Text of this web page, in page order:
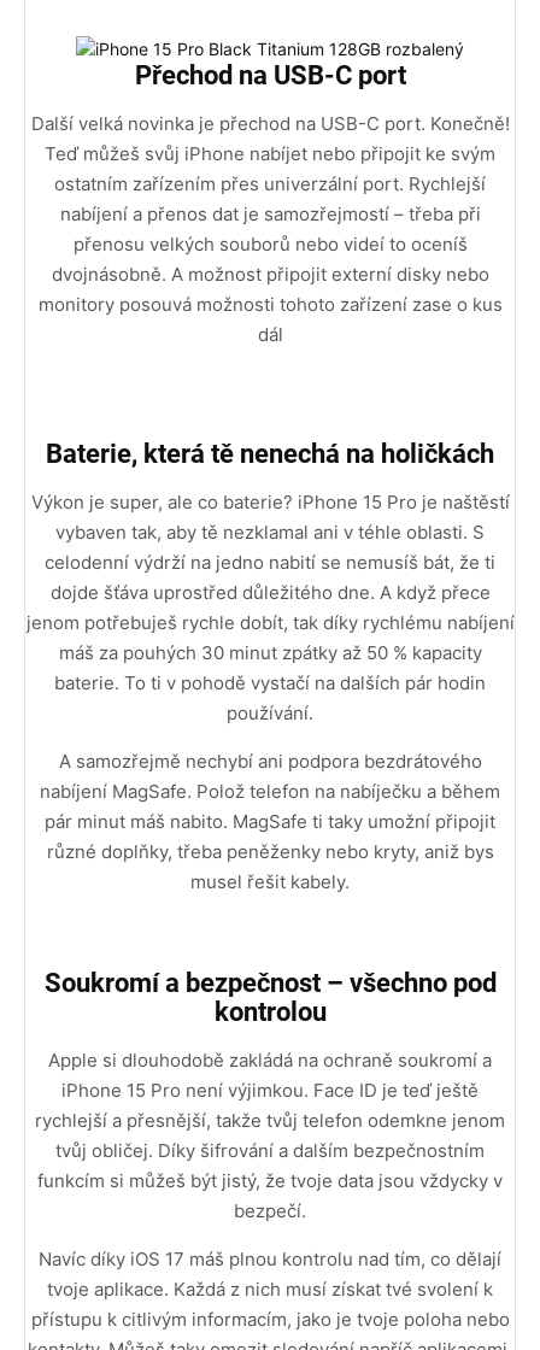
Přechod na USB-C port
Další velká novinka je přechod na USB-C port. Konečně!
Teď můžeš svůj iPhone nabíjet nebo připojit ke svým
ostatním zařízením přes univerzální port. Rychlejší
nabíjení a přenos dat je samozřejmostí – třeba při
přenosu velkých souborů nebo videí to oceníš
dvojnásobně. A možnost připojit externí disky nebo
monitory posouvá možnosti tohoto zařízení zase o kus
dál
Baterie, která tě nenechá na holičkách
Výkon je super, ale co baterie? iPhone 15 Pro je naštěstí
vybaven tak, aby tě nezklamal ani v téhle oblasti. S
celodenní výdrží na jedno nabití se nemusíš bát, že ti
dojde šťáva uprostřed důležitého dne. A když přece
jenom potřebuješ rychle dobít, tak díky rychlému nabíjení
máš za pouhých 30 minut zpátky až 50 % kapacity
baterie. To ti v pohodě vystačí na dalších pár hodin
používání.
A samozřejmě nechybí ani podpora bezdrátového
nabíjení MagSafe. Polož telefon na nabíječku a během
pár minut máš nabito. MagSafe ti taky umožní připojit
různé doplňky, třeba peněženky nebo kryty, aniž bys
musel řešit kabely.
Soukromí a bezpečnost – všechno pod
kontrolou
Apple si dlouhodobě zakládá na ochraně soukromí a
iPhone 15 Pro není výjimkou. Face ID je teď ještě
rychlejší a přesnější, takže tvůj telefon odemkne jenom
tvůj obličej. Díky šifrování a dalším bezpečnostním
funkcím si můžeš být jistý, že tvoje data jsou vždycky v
bezpečí.
Navíc díky iOS 17 máš plnou kontrolu nad tím, co dělají
tvoje aplikace. Každá z nich musí získat tvé svolení k
přístupu k citlivým informacím, jako je tvoje poloha nebo